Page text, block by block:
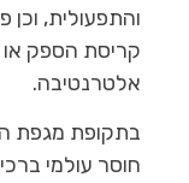
והתפעולית, וכן
קריסת הספק או
אלטרנטיבה.
בתקופת מגפת
חוסר עולמי